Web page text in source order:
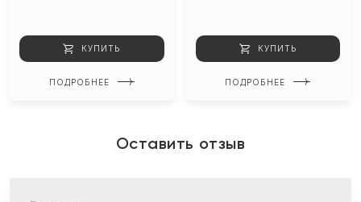
КУПИТЬ
ПОДРОБНЕЕ
КУПИТЬ
ПОДРОБНЕЕ
Оставить отзыв